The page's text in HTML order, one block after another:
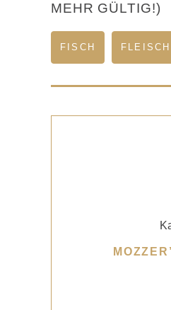
MEHR GÜLTIG!)
FISCH FLEISCH